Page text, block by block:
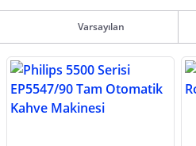
Varsayılan